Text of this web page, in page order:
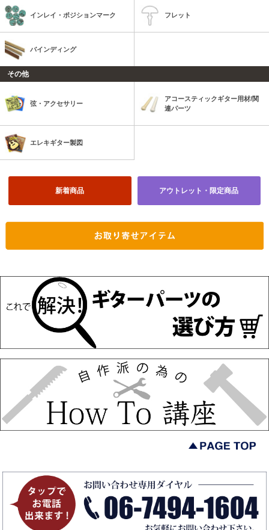
インレイ・ポジションマーク フレット
バインディング
その他
弦・アクセサリー
アコースティックギター用材/関
連パーツ
エレキギター製図
新着商品 アウトレット・限定商品